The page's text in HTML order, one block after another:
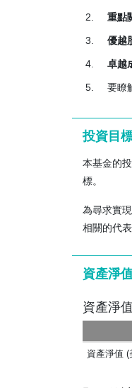
股價牽
政治及
與較發
價的國家
台灣及
成不利影
政府干預
政府可
受到不利
外匯風險
子基金
重點
優越
卓越
要瞭
投資目
本基金的
標。
為尋求實
相關的代
資產淨
資產淨值
資產淨值 (